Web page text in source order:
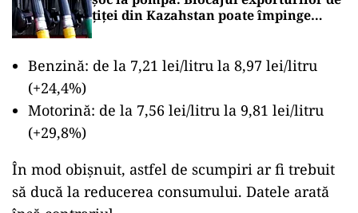
țiței din Kazahstan poate împinge
Benzină: de la 7,21 lei/litru la 8,97 lei/litru
(+24,4%)
Motorină: de la 7,56 lei/litru la 9,81 lei/litru
(+29,8%)
În mod obișnuit, astfel de scumpiri ar fi trebuit
să ducă la reducerea consumului. Datele arată